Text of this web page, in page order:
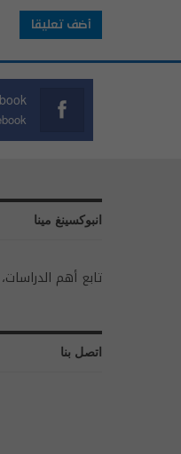
انبوكسينغ مينا
تابع أهم الدراسات،
اتصل بنا